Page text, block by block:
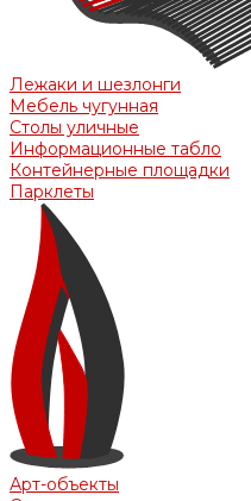
Лежаки и шезлонги
Мебель чугунная
Столы уличные
Информационные табло
Контейнерные площадки
Парклеты
Арт-объекты